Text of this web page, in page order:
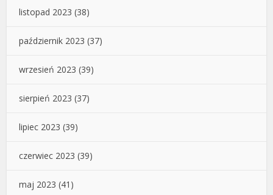
listopad 2023 (38)
październik 2023 (37)
wrzesień 2023 (39)
sierpień 2023 (37)
lipiec 2023 (39)
czerwiec 2023 (39)
maj 2023 (41)